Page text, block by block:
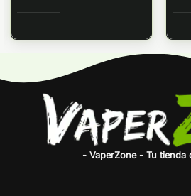
- VaperZone - Tu tienda